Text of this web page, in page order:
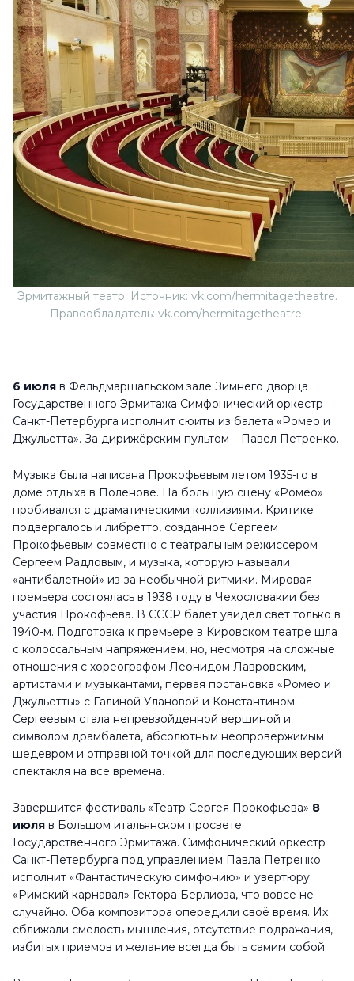
Эрмитажный театр. Источник: vk.com/hermitagetheatre.
Правообладатель: vk.com/hermitagetheatre.
6 июля в Фельдмаршальском зале Зимнего дворца
Государственного Эрмитажа Симфонический оркестр
Санкт-Петербурга исполнит сюиты из балета «Ромео и
Джульетта». За дирижёрским пультом – Павел Петренко.
Музыка была написана Прокофьевым летом 1935-го в
доме отдыха в Поленове. На большую сцену «Ромео»
пробивался с драматическими коллизиями. Критике
подвергалось и либретто, созданное Сергеем
Прокофьевым совместно с театральным режиссером
Сергеем Радловым, и музыка, которую называли
«антибалетной» из-за необычной ритмики. Мировая
премьера состоялась в 1938 году в Чехословакии без
участия Прокофьева. В СССР балет увидел свет только в
1940-м. Подготовка к премьере в Кировском театре шла
с колоссальным напряжением, но, несмотря на сложные
отношения с хореографом Леонидом Лавровским,
артистами и музыкантами, первая постановка «Ромео и
Джульетты» с Галиной Улановой и Константином
Сергеевым стала непревзойденной вершиной и
символом драмбалета, абсолютным неопровержимым
шедевром и отправной точкой для последующих версий
спектакля на все времена.
Завершится фестиваль «Театр Сергея Прокофьева» 8
июля в Большом итальянском просвете
Государственного Эрмитажа. Симфонический оркестр
Санкт-Петербурга под управлением Павла Петренко
исполнит «Фантастическую симфонию» и увертюру
«Римский карнавал» Гектора Берлиоза, что вовсе не
случайно. Оба композитора опередили своё время. Их
сближали смелость мышления, отсутствие подражания,
избитых приемов и желание всегда быть самим собой.